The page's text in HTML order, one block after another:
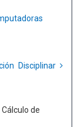
Disciplinar
de